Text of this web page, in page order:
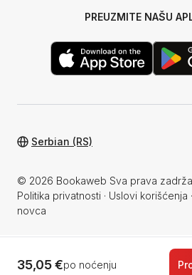
35,05 €po noćenju
PREUZMITE NAŠU
© 2026 Bookaweb Sva prava
Politika privatnosti · Uslovi korišćenja ·
novca
Serbian (RS)